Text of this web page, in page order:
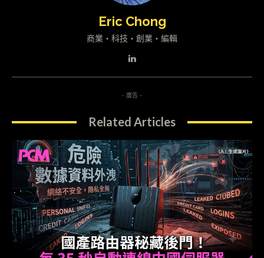
Eric Chong
商業・科技・創業・編輯
- 廣告 -
Related Articles